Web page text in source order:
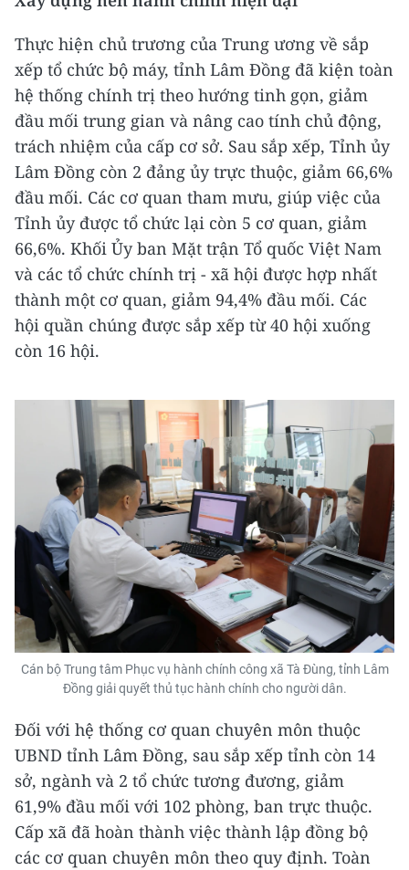
Thực hiện chủ trương của Trung ương về sắp
xếp tổ chức bộ máy, tỉnh Lâm Đồng đã kiện toàn
hệ thống chính trị theo hướng tinh gọn, giảm
đầu mối trung gian và nâng cao tính chủ động,
trách nhiệm của cấp cơ sở. Sau sắp xếp, Tỉnh ủy
Lâm Đồng còn 2 đảng ủy trực thuộc, giảm 66,6%
đầu mối. Các cơ quan tham mưu, giúp việc của
Tỉnh ủy được tổ chức lại còn 5 cơ quan, giảm
66,6%. Khối Ủy ban Mặt trận Tổ quốc Việt Nam
và các tổ chức chính trị - xã hội được hợp nhất
thành một cơ quan, giảm 94,4% đầu mối. Các
hội quần chúng được sắp xếp từ 40 hội xuống
còn 16 hội.
Cán bộ Trung tâm Phục vụ hành chính công xã Tà Đùng, tỉnh Lâm
Đồng giải quyết thủ tục hành chính cho người dân.
Đối với hệ thống cơ quan chuyên môn thuộc
UBND tỉnh Lâm Đồng, sau sắp xếp tỉnh còn 14
sở, ngành và 2 tổ chức tương đương, giảm
61,9% đầu mối với 102 phòng, ban trực thuộc.
Cấp xã đã hoàn thành việc thành lập đồng bộ
các cơ quan chuyên môn theo quy định. Toàn